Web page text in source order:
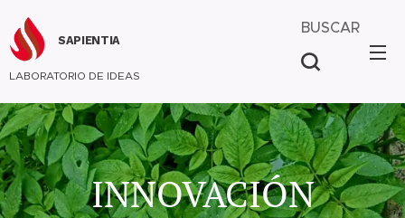
SAPIENTIA
LABORATORIO DE IDEAS
BUSCAR
INNOVACIÓN